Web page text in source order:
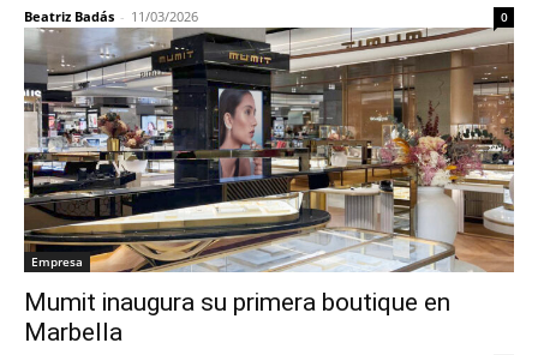
Beatriz Badás - 11/03/2026 0
Empresa
Mumit inaugura su primera boutique en
Marbella